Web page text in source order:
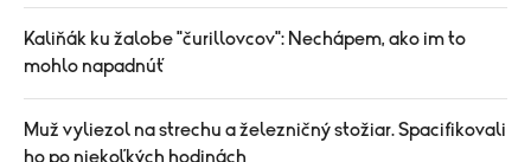
Kaliňák ku žalobe "čurillovcov": Nechápem, ako im to
mohlo napadnúť
Muž vyliezol na strechu a železničný stožiar. Spacifikovali
ho po niekoľkých hodinách